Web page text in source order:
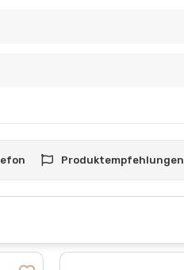
Produktempfehlungen